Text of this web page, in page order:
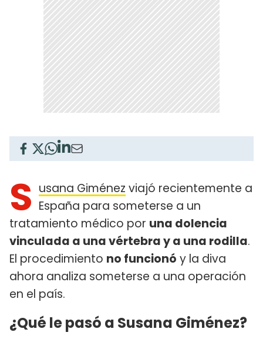
S usana Giménez viajó recientemente a
España para someterse a un
tratamiento médico por una dolencia
vinculada a una vértebra y a una rodilla.
El procedimiento no funcionó y la diva
ahora analiza someterse a una operación
en el país.
¿Qué le pasó a Susana Giménez?